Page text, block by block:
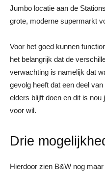
Jumbo locatie aan de
grote, moderne supermarkt
Voor het goed kunnen
het belangrijk dat de
verwachting is namelijk dat
gevolg heeft dat een deel
elders blijft doen en dit is
voor wil.
Drie
Hierdoor zien B&W nog